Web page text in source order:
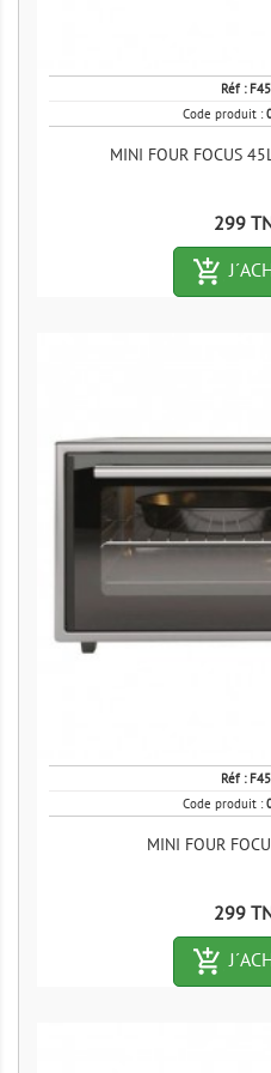
Réf :
Code produit :
MINI FOUR FOCUS
Prix
299
Réf :
Code produit :
MINI FOUR
Prix
299